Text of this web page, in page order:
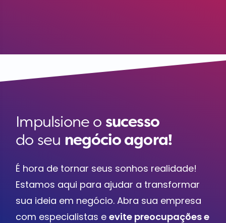
Impulsione o sucesso
do seu negócio agora!
É hora de tornar seus sonhos realidade!
Estamos aqui para ajudar a transformar
sua ideia em negócio. Abra sua empresa
com especialistas eevite preocupações e